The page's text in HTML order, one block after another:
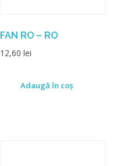
FAN RO – RO
12,60 lei
Adaugă în coș